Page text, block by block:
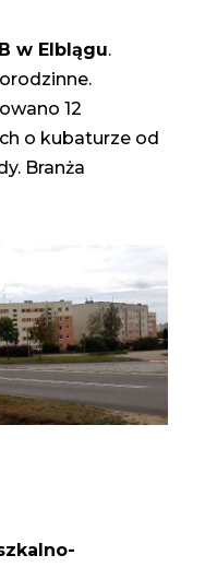
w Elblągu.
12
o kubaturze od
Branża